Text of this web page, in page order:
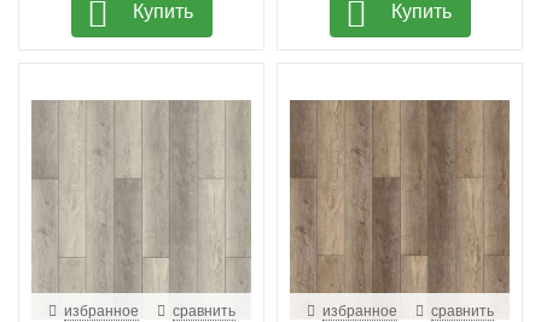
Купить Купить
избранное сравнить избранное сравнить